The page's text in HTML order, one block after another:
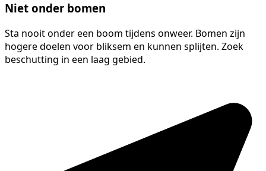
Niet onder bomen
Sta nooit onder een boom tijdens onweer. Bomen zijn
hogere doelen voor bliksem en kunnen splijten. Zoek
beschutting in een laag gebied.